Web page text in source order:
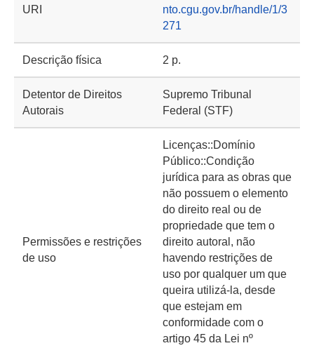
URI
nto.cgu.gov.br/handle/1/3
271
Descrição física 2 p.
Detentor de Direitos
Autorais
Supremo Tribunal
Federal (STF)
Permissões e restrições
de uso
Licenças::Domínio
Público::Condição
jurídica para as obras que
não possuem o elemento
do direito real ou de
propriedade que tem o
direito autoral, não
havendo restrições de
uso por qualquer um que
queira utilizá-la, desde
que estejam em
conformidade com o
artigo 45 da Lei nº